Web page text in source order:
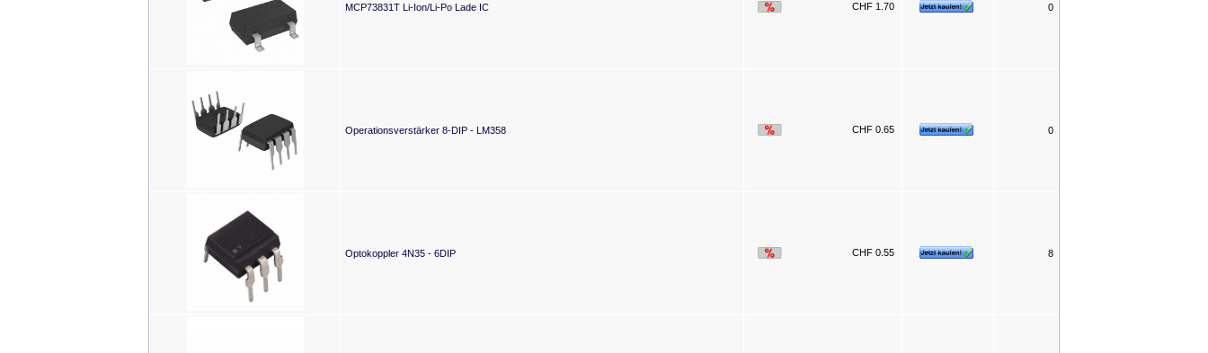
MCP73831T Li-Ion/Li-Po Lade IC CHF 1.70 0
Operationsverstärker 8-DIP - LM358 CHF 0.65 0
Optokoppler 4N35 - 6DIP CHF 0.55 8